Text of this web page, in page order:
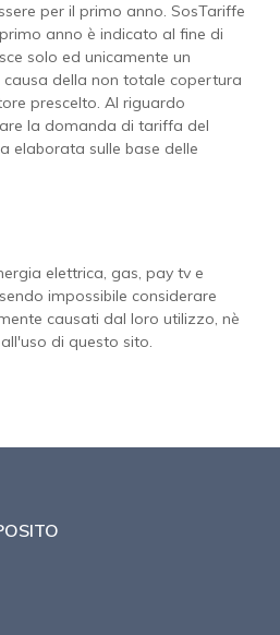
per il primo anno. SosTariffe
anno è indicato al fine di
solo ed unicamente un
della non totale copertura
prescelto. Al riguardo
la domanda di tariffa del
elaborata sulle base delle
elettrica, gas, pay tv e
impossibile considerare
causati dal loro utilizzo, nè
di questo sito.